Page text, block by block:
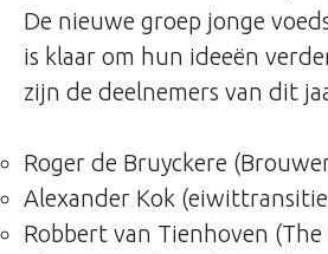
De nieuwe groep jonge
is klaar om hun ideeën
zijn de deelnemers van dit
Roger de Bruyckere (
Alexander Kok
Robbert van Tienhoven (